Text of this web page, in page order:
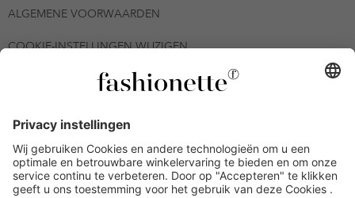
ALGEMENE VOORWAARDEN
COOKIE-INSTELLINGEN WIJZIGEN
© 2026 - fashionette Plattform GmbH
*De kortingsbon is tot en met 12-08-2026 meerdere keren
inwisselbaar op alle artikelen op de pagina
fashionette.nl/selected-styles. De voorwaarden zoals vastgelegd in
artikel 9 van de algemene voorwaarden zijn van toepassing.